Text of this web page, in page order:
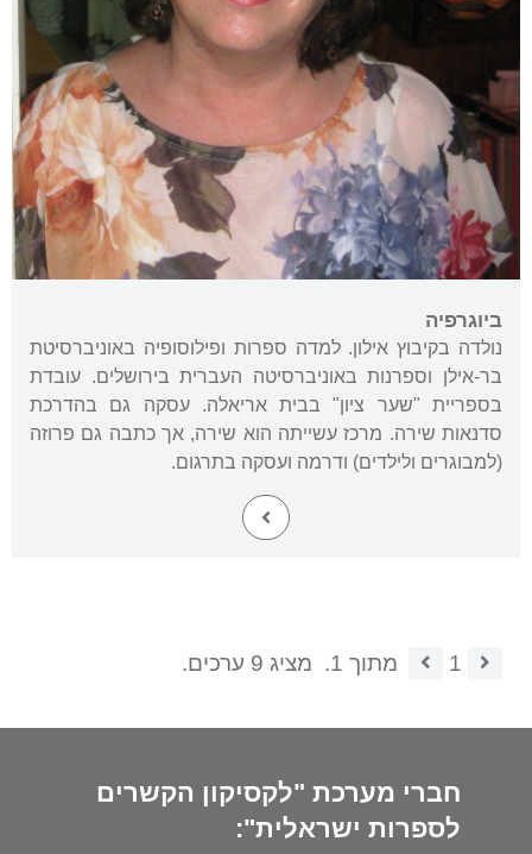
ביוגרפיה
נולדה בקיבוץ אילון. למדה ספרות ופילוסופיה באוניברסיטת
בר-אילן וספרנות באוניברסיטה העברית בירושלים. עובדת
בספריית "שער ציון" בבית אריאלה. עסקה גם בהדרכת
סדנאות שירה. מרכז עשייתה הוא שירה, אך כתבה גם פרוזה
(למבוגרים ולילדים) ודרמה ועסקה בתרגום.
1 מתוך 1. מציג 9 ערכים.
חברי מערכת "לקסיקון הקשרים
לספרות ישראלית":